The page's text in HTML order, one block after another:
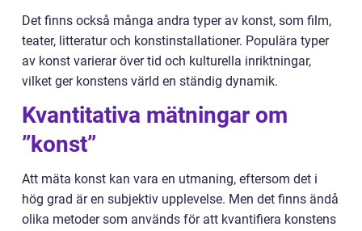
Det finns också många andra typer av konst, som film,
teater, litteratur och konstinstallationer. Populära typer
av konst varierar över tid och kulturella inriktningar,
vilket ger konstens värld en ständig dynamik.
Kvantitativa mätningar om
”konst”
Att mäta konst kan vara en utmaning, eftersom det i
hög grad är en subjektiv upplevelse. Men det finns ändå
olika metoder som används för att kvantifiera konstens